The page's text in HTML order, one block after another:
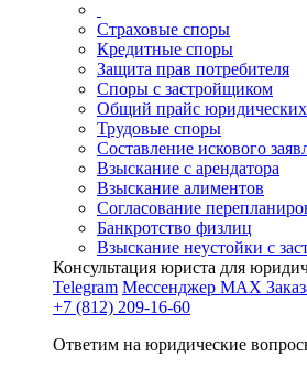
Страховые споры
Кредитные споры
Защита прав потребителя
Споры с застройщиком
Общий прайс юридических
Трудовые споры
Составление искового
Взыскание с арендатора
Взыскание алиментов
Cогласование
Банкротство физлиц
Взыскание неустойки с
Консультация юриста для
Telegram Мессенджер MAX
+7 (812) 209-16-60
Ответим на юридические